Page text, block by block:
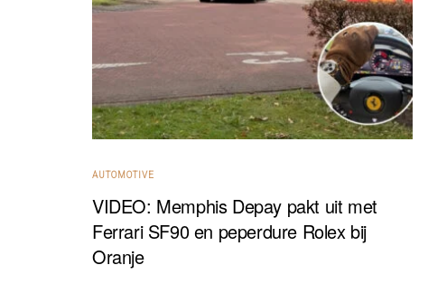
AUTOMOTIVE
VIDEO: Memphis Depay pakt uit met
Ferrari SF90 en peperdure Rolex bij
Oranje